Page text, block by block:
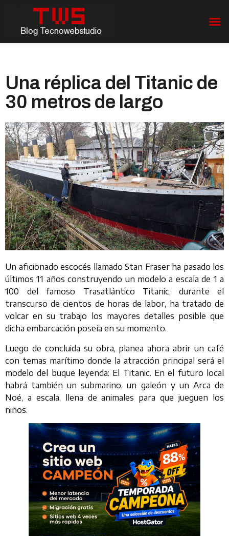
Una réplica del Titanic de
30 metros de largo
Un aficionado escocés llamado Stan Fraser ha pasado los
últimos 11 años construyendo un modelo a escala de 1 a
100 del famoso Trasatlántico Titanic, durante el
transcurso de cientos de horas de labor, ha tratado de
volcar en su trabajo los mayores detalles posible que
dicha embarcación poseía en su momento.
Luego de concluida su obra, planea ahora abrir un café
con temas marítimo donde la atracción principal será el
modelo del buque leyenda: El Titanic. En el futuro local
habrá también un submarino, un galeón y un Arca de
Noé, a escala, llena de animales para que jueguen los
niños.